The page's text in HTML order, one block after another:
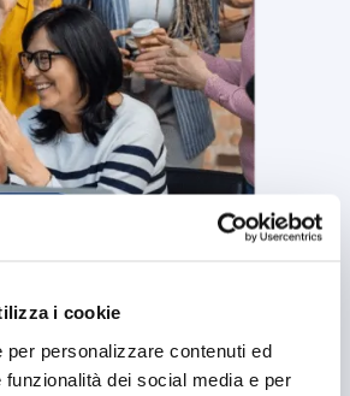
i cookie
personalizzare contenuti ed
dei social media e per